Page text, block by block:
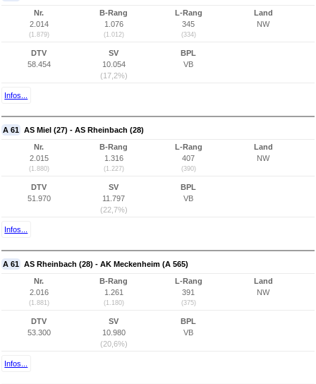
Nr.
2.014
(1.879)
B-Rang
1.076
(1.012)
L-Rang
345
(334)
Land
NW
DTV
58.454
SV
10.054
(17,2%)
BPL
VB
Infos...
A 61 AS Miel (27) - AS Rheinbach (28)
Nr.
2.015
(1.880)
B-Rang
1.316
(1.227)
L-Rang
407
(390)
Land
NW
DTV
51.970
SV
11.797
(22,7%)
BPL
VB
Infos...
A 61 AS Rheinbach (28) - AK Meckenheim (A 565)
Nr.
2.016
(1.881)
B-Rang
1.261
(1.180)
L-Rang
391
(375)
Land
NW
DTV
53.300
SV
10.980
(20,6%)
BPL
VB
Infos...